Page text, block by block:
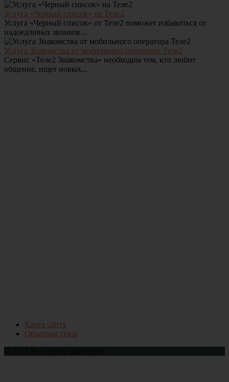
Услуга «Черный список» на Теле2
Услуга «Черный список» от Теле2 поможет избавиться от
надоедливых звонков...
Услуга Знакомства от мобильного оператора Теле2
Сервис «Теле2 Знакомства» необходим тем, кто любит
общение, ищет новых...
Карта сайта
Обратная связь